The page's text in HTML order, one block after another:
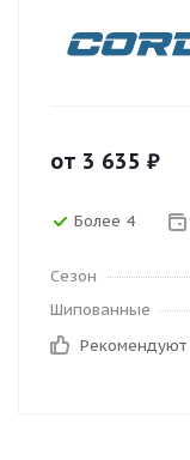
от 3 635 ₽
Более 4
Сезон
Шипованные
Рекомендуют